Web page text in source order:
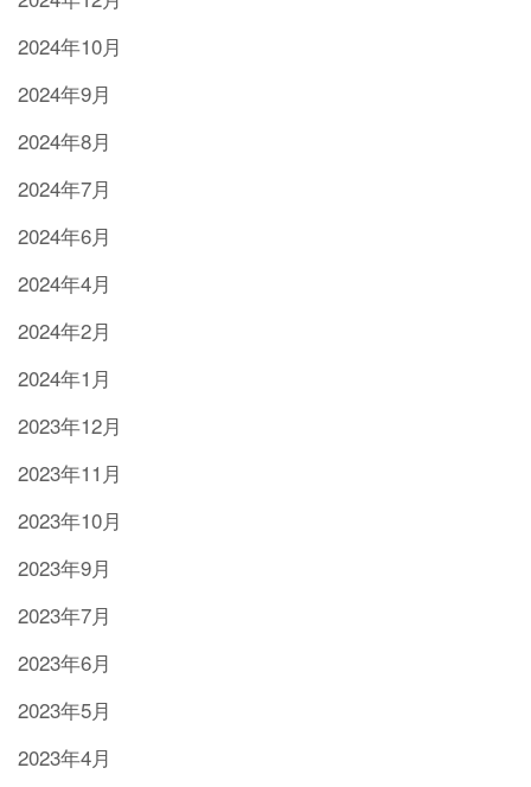
2024年10月
2024年9月
2024年8月
2024年7月
2024年6月
2024年4月
2024年2月
2024年1月
2023年12月
2023年11月
2023年10月
2023年9月
2023年7月
2023年6月
2023年5月
2023年4月